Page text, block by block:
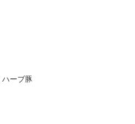
ハーブ豚